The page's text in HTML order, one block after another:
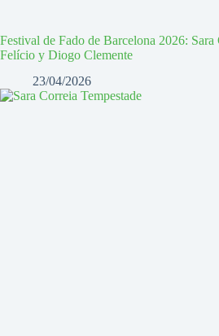
Festival de Fado de Barcelona 2026:
Felício y Diogo Clemente
23/04/2026